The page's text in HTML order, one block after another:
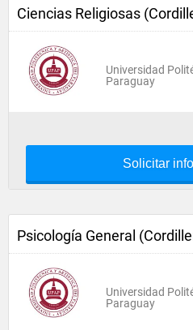
Ciencias Religiosas
Universidad
Paraguay
Solicitar
Psicología General
Universidad
Paraguay